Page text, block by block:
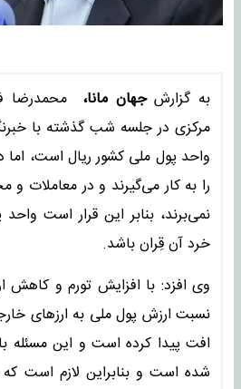
به گزارشجهان مانا،محمدرضا
مرکزی در جلسه شب گذشته با
واحد پول ملی کشور ریال است، اما
را به کار می‌گیرند و در معاملات و
نمی‌برند، بنابر این قرار است
خرد آن قِران باشد.
وی افزد: با افزایش تورم و
نسبت ارزش پول ملی به ارزهای
افت پیدا کرده است و این مسئله
شده است و بنابراین لازم است